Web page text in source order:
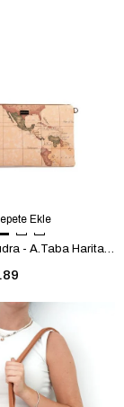
Silver Polo Pudra - A.Taba Harita Kadın Portföy ve Clutch El Çantası SP1034
Ekle